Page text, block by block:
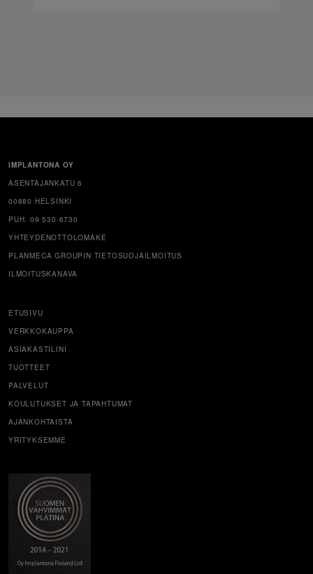
IMPLANTONA OY
ASENTAJANKATU 6
00880 HELSINKI
PUH. 09 530 6730
YHTEYDENOTTOLOMAKE
PLANMECA GROUPIN TIETOSUOJAILMOITUS
ILMOITUSKANAVA
ETUSIVU
VERKKOKAUPPA
ASIAKASTILINI
TUOTTEET
PALVELUT
KOULUTUKSET JA TAPAHTUMAT
AJANKOHTAISTA
YRITYKSEMME